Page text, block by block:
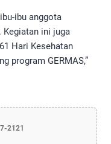
ibu anggota
Kegiatan ini juga
Hari Kesehatan
program GERMAS,”
2121